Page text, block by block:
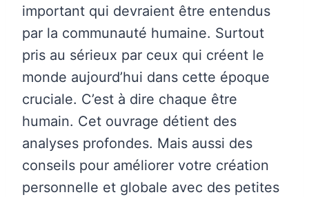
important qui devraient être entendus
par la communauté humaine. Surtout
pris au sérieux par ceux qui créent le
monde aujourd’hui dans cette époque
cruciale. C’est à dire chaque être
humain. Cet ouvrage détient des
analyses profondes. Mais aussi des
conseils pour améliorer votre création
personnelle et globale avec des petites